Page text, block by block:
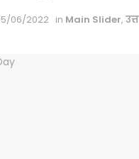
06/2022 in Main Slider,